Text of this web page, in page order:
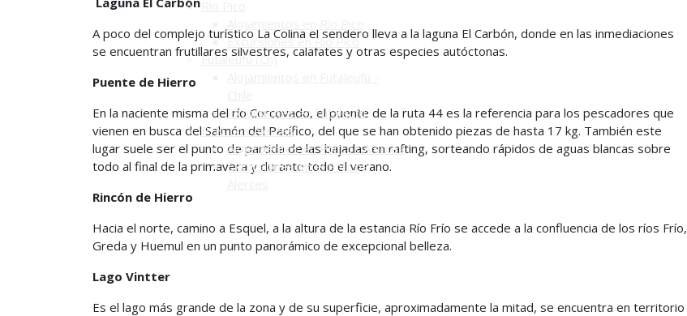
Excursiones en Río Pico
Futaleufú (Ch)
Excursiones en Futaleufú
P. N. Los Alerces
Alojamientos en PN Los Alerces
Excursiones en el PN Los
A poco del complejo turístico La Colina el sendero lleva a la laguna El Carbón, donde en las inmediaciones
se encuentran frutillares silvestres, calafates y otras especies autóctonas.
Puente de Hierro
En la naciente misma del río Corcovado, el puente de la ruta 44 es la referencia para los pescadores que
vienen en busca del Salmón del Pacífico, del que se han obtenido piezas de hasta 17 kg. También este
lugar suele ser el punto de partida de las bajadas en rafting, sorteando rápidos de aguas blancas sobre
todo al final de la primavera y durante todo el verano.
Rincón de Hierro
Hacia el norte, camino a Esquel, a la altura de la estancia Río Frío se accede a la confluencia de los ríos Frío,
Greda y Huemul en un punto panorámico de excepcional belleza.
Lago Vintter
Es el lago más grande de la zona y de su superficie, aproximadamente la mitad, se encuentra en territorio